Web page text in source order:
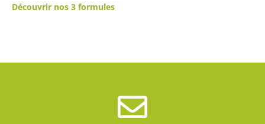
Découvrir nos 3 formules